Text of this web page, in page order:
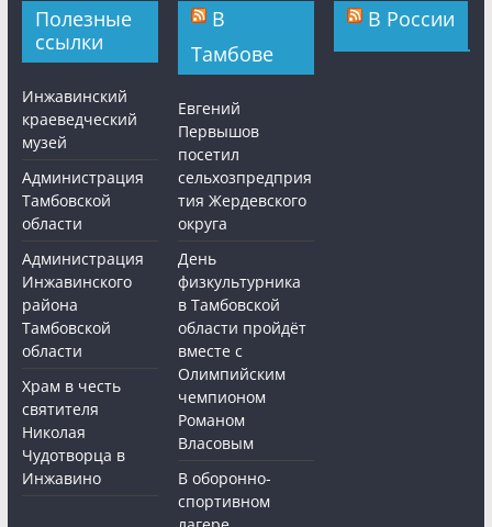
Полезные
ссылки
Инжавинский
краеведческий
музей
Администрация
Тамбовской
области
Администрация
Инжавинского
района
Тамбовской
области
Храм в честь
святителя
Николая
Чудотворца в
Инжавино
В
Тамбове
Евгений
Первышов
посетил
сельхозпредприя
тия Жердевского
округа
День
физкультурника
в Тамбовской
области пройдёт
вместе с
Олимпийским
чемпионом
Романом
Власовым
В оборонно-
спортивном
В России